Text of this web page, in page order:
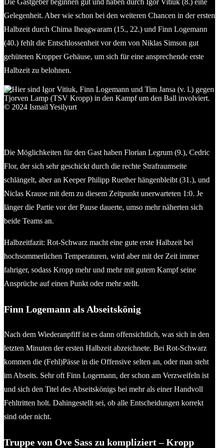
Gelegenheit. Aber wie schon bei den weiteren Chancen in der ersten
Halbzeit durch Chima Iheagwaram (15., 22.) und Finn Logemann
(40.) fehlt die Entschlossenheit vor dem von Niklas Simson gut
gehüteten Kropper Gehäuse, um sich für eine ansprechende erste
Halbzeit zu belohnen.
Die Möglichkeiten für den Gast haben Florian Legrum (9.), Cedric
Flor, der sich sehr geschickt durch die rechte Strafraumseite
schlängelt, aber an Keeper Philipp Ruether hängenbleibt (31.), und
Niclas Krause mit dem zu diesem Zeitpunkt unerwarteten 1:0. Je
länger die Partie vor der Pause dauerte, umso mehr näherten sich
beide Teams an.
Halbzeitfazit: Rot-Schwarz macht eine gute erste Halbzeit bei
hochsommerlichen Temperaturen, wird aber mit der Zeit immer
fahriger, sodass Kropp mehr und mehr mit gutem Kampf seine
Ansprüche auf einen Punkt oder mehr stellt.
Finn Logemann als Abseitskönig
Nach dem Wiederanpfiff ist es dann offensichtlich, was sich in den
letzten Minuten der ersten Halbzeit abzeichnete. Bei Rot-Schwarz
kommen die (Fehl)Pässe in die Offensive selten an, oder man steht
im Abseits. Sehr oft Finn Logemann, der schon am Verzweifeln ist
und sich den Titel des Abseitskönigs bei mehr als einer Handvoll
Fehltritten holt. Dahingestellt sei, ob alle Entscheidungen korrekt
sind oder nicht.
Truppe von Ove Sass zu kompliziert – Kropp